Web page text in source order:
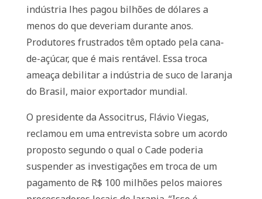
indústria lhes pagou bilhões de dólares a
menos do que deveriam durante anos.
Produtores frustrados têm optado pela cana-
de-açúcar, que é mais rentável. Essa troca
ameaça debilitar a indústria de suco de laranja
do Brasil, maior exportador mundial.
O presidente da Associtrus, Flávio Viegas,
reclamou em uma entrevista sobre um acordo
proposto segundo o qual o Cade poderia
suspender as investigações em troca de um
pagamento de R$ 100 milhões pelos maiores